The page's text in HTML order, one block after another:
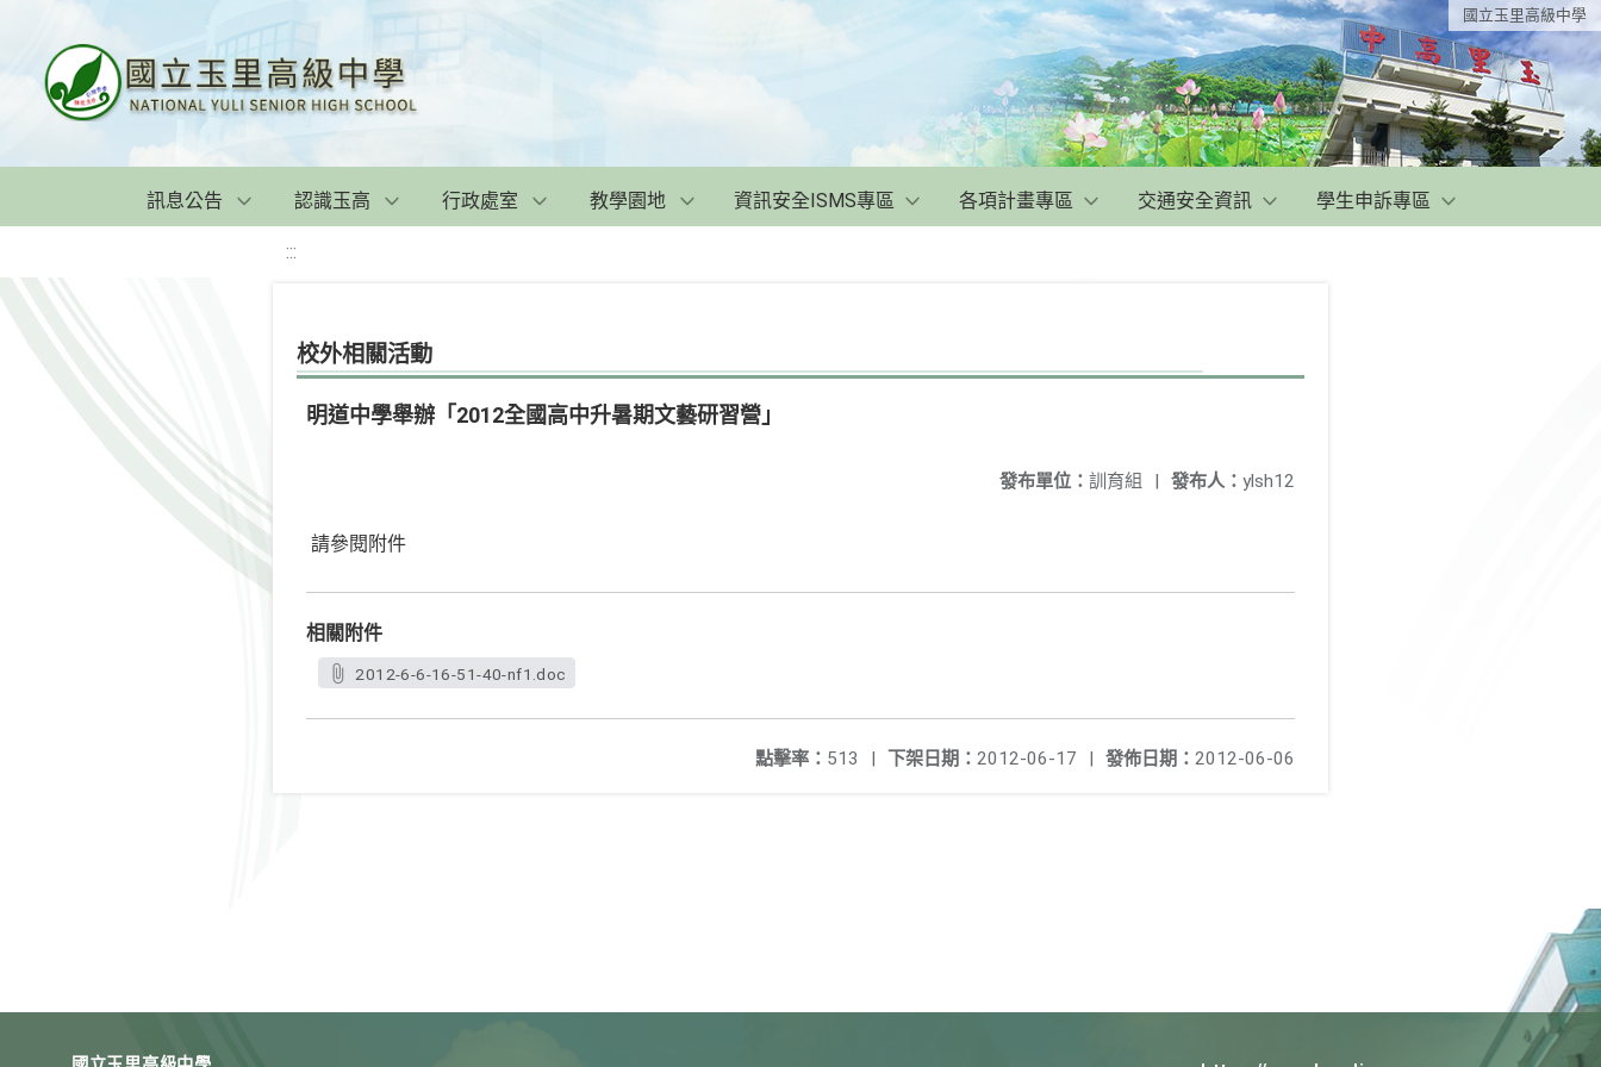
國立玉里高級中學
訊息公告 認識玉高 行政處室 教學園地 資訊安全ISMS專區 各項計畫專區 交通安全資訊 學生申訴專區
:::
校外相關活動
明道中學舉辦「2012全國高中升暑期文藝研習營」
發布人： ylsh12
發布單位： 訓育組 |
請參閱附件
相關附件
2012-6-6-16-51-40-nf1.doc
發佈日期： 2012-06-06
下架日期： 2012-06-17 |
點擊率： 513 |